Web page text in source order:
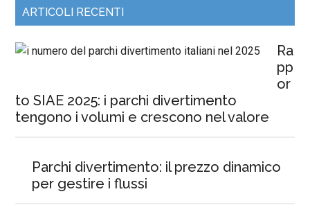
ARTICOLI RECENTI
Ra
pp
or
to SIAE 2025: i parchi divertimento
tengono i volumi e crescono nel valore
Parchi divertimento: il prezzo dinamico
per gestire i flussi